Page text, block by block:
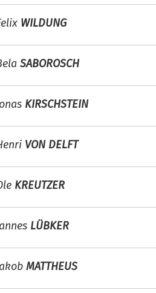
WILDUNG
SABOROSCH
KIRSCHSTEIN
VON DELFT
KREUTZER
LÜBKER
MATTHEUS